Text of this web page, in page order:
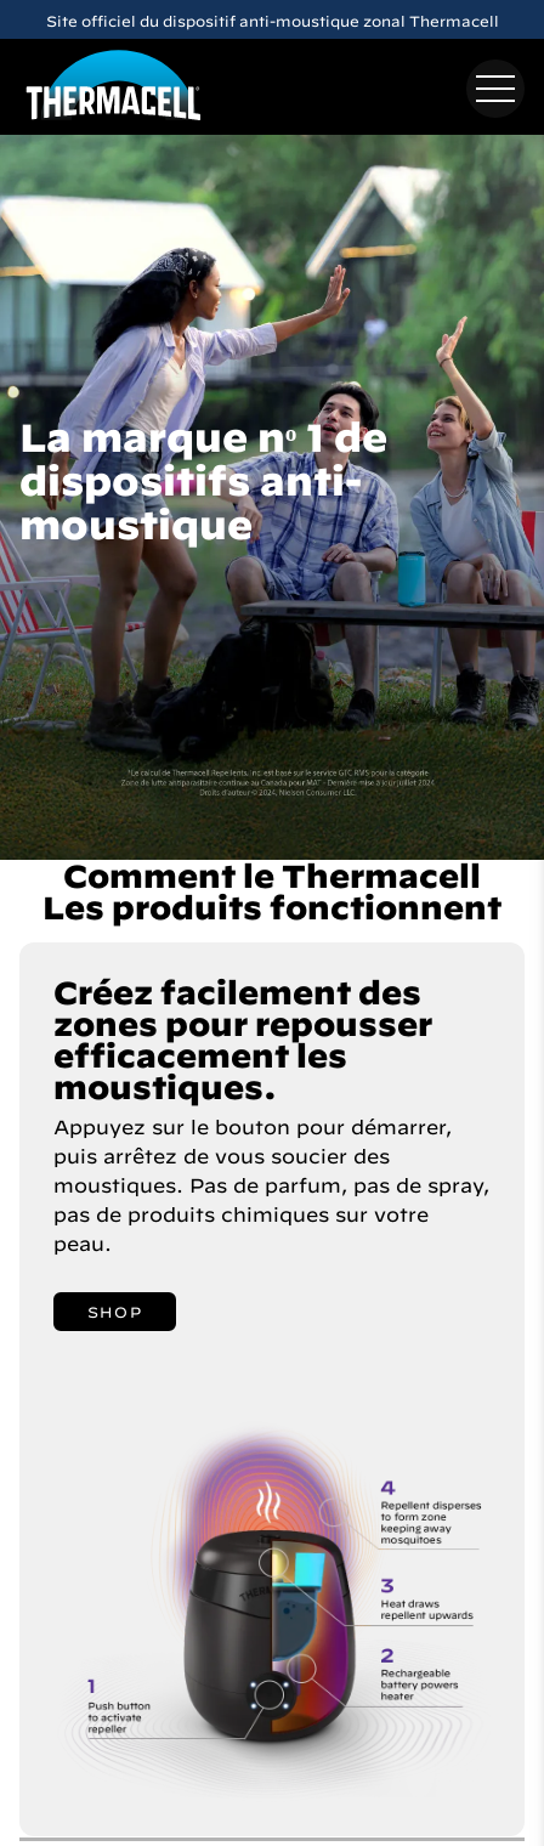
Skip to main content
Découvrez le dispositif anti-moustique rechargeableE65
La marque nᵒ 1 de
dispositifs anti-
moustique
Comment le Thermacell
Les produits fonctionnent
Créez facilement des
zones pour repousser
efficacement les
moustiques.
Appuyez sur le bouton pour démarrer,
puis arrêtez de vous soucier des
moustiques. Pas de parfum, pas de spray,
pas de produits chimiques sur votre
peau.
SHOP